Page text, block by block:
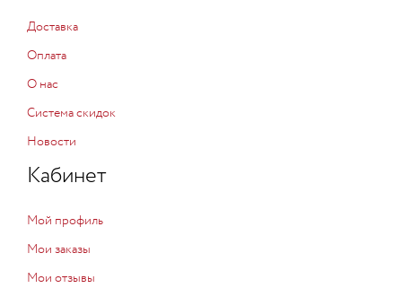
Доставка
Оплата
О нас
Система скидок
Новости
Кабинет
Мой профиль
Мои заказы
Мои отзывы